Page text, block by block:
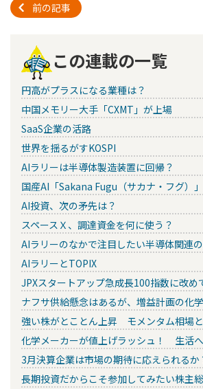
前の記事
この連載の一覧
円高がプラスになる業種は？
中国メモリー大手「CXMT」が上場
SaaS企業の活路
世界を揺るがすKOSPI
AIラリーは半導体製造装置に回帰？
国産AI「Sakana Fugu（サカナ・フグ）
AI投資、次の矛先は？
スペースＸ、調達資金を何に使う？
AIラリーのなかで注目したい半導体関連
AIラリーとTOPIX
JPXスタートアップ急成長100指数に改め
ナフサ供給懸念はあるが、増益計画の化
強い株がとことん上昇 モメンタム相場
化学メーカーが値上げラッシュ！ 生活
3月決算企業は市場の期待に応えられるか
長期投資だからこそ参加してみたい株主